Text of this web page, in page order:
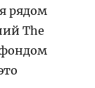
рядом
The